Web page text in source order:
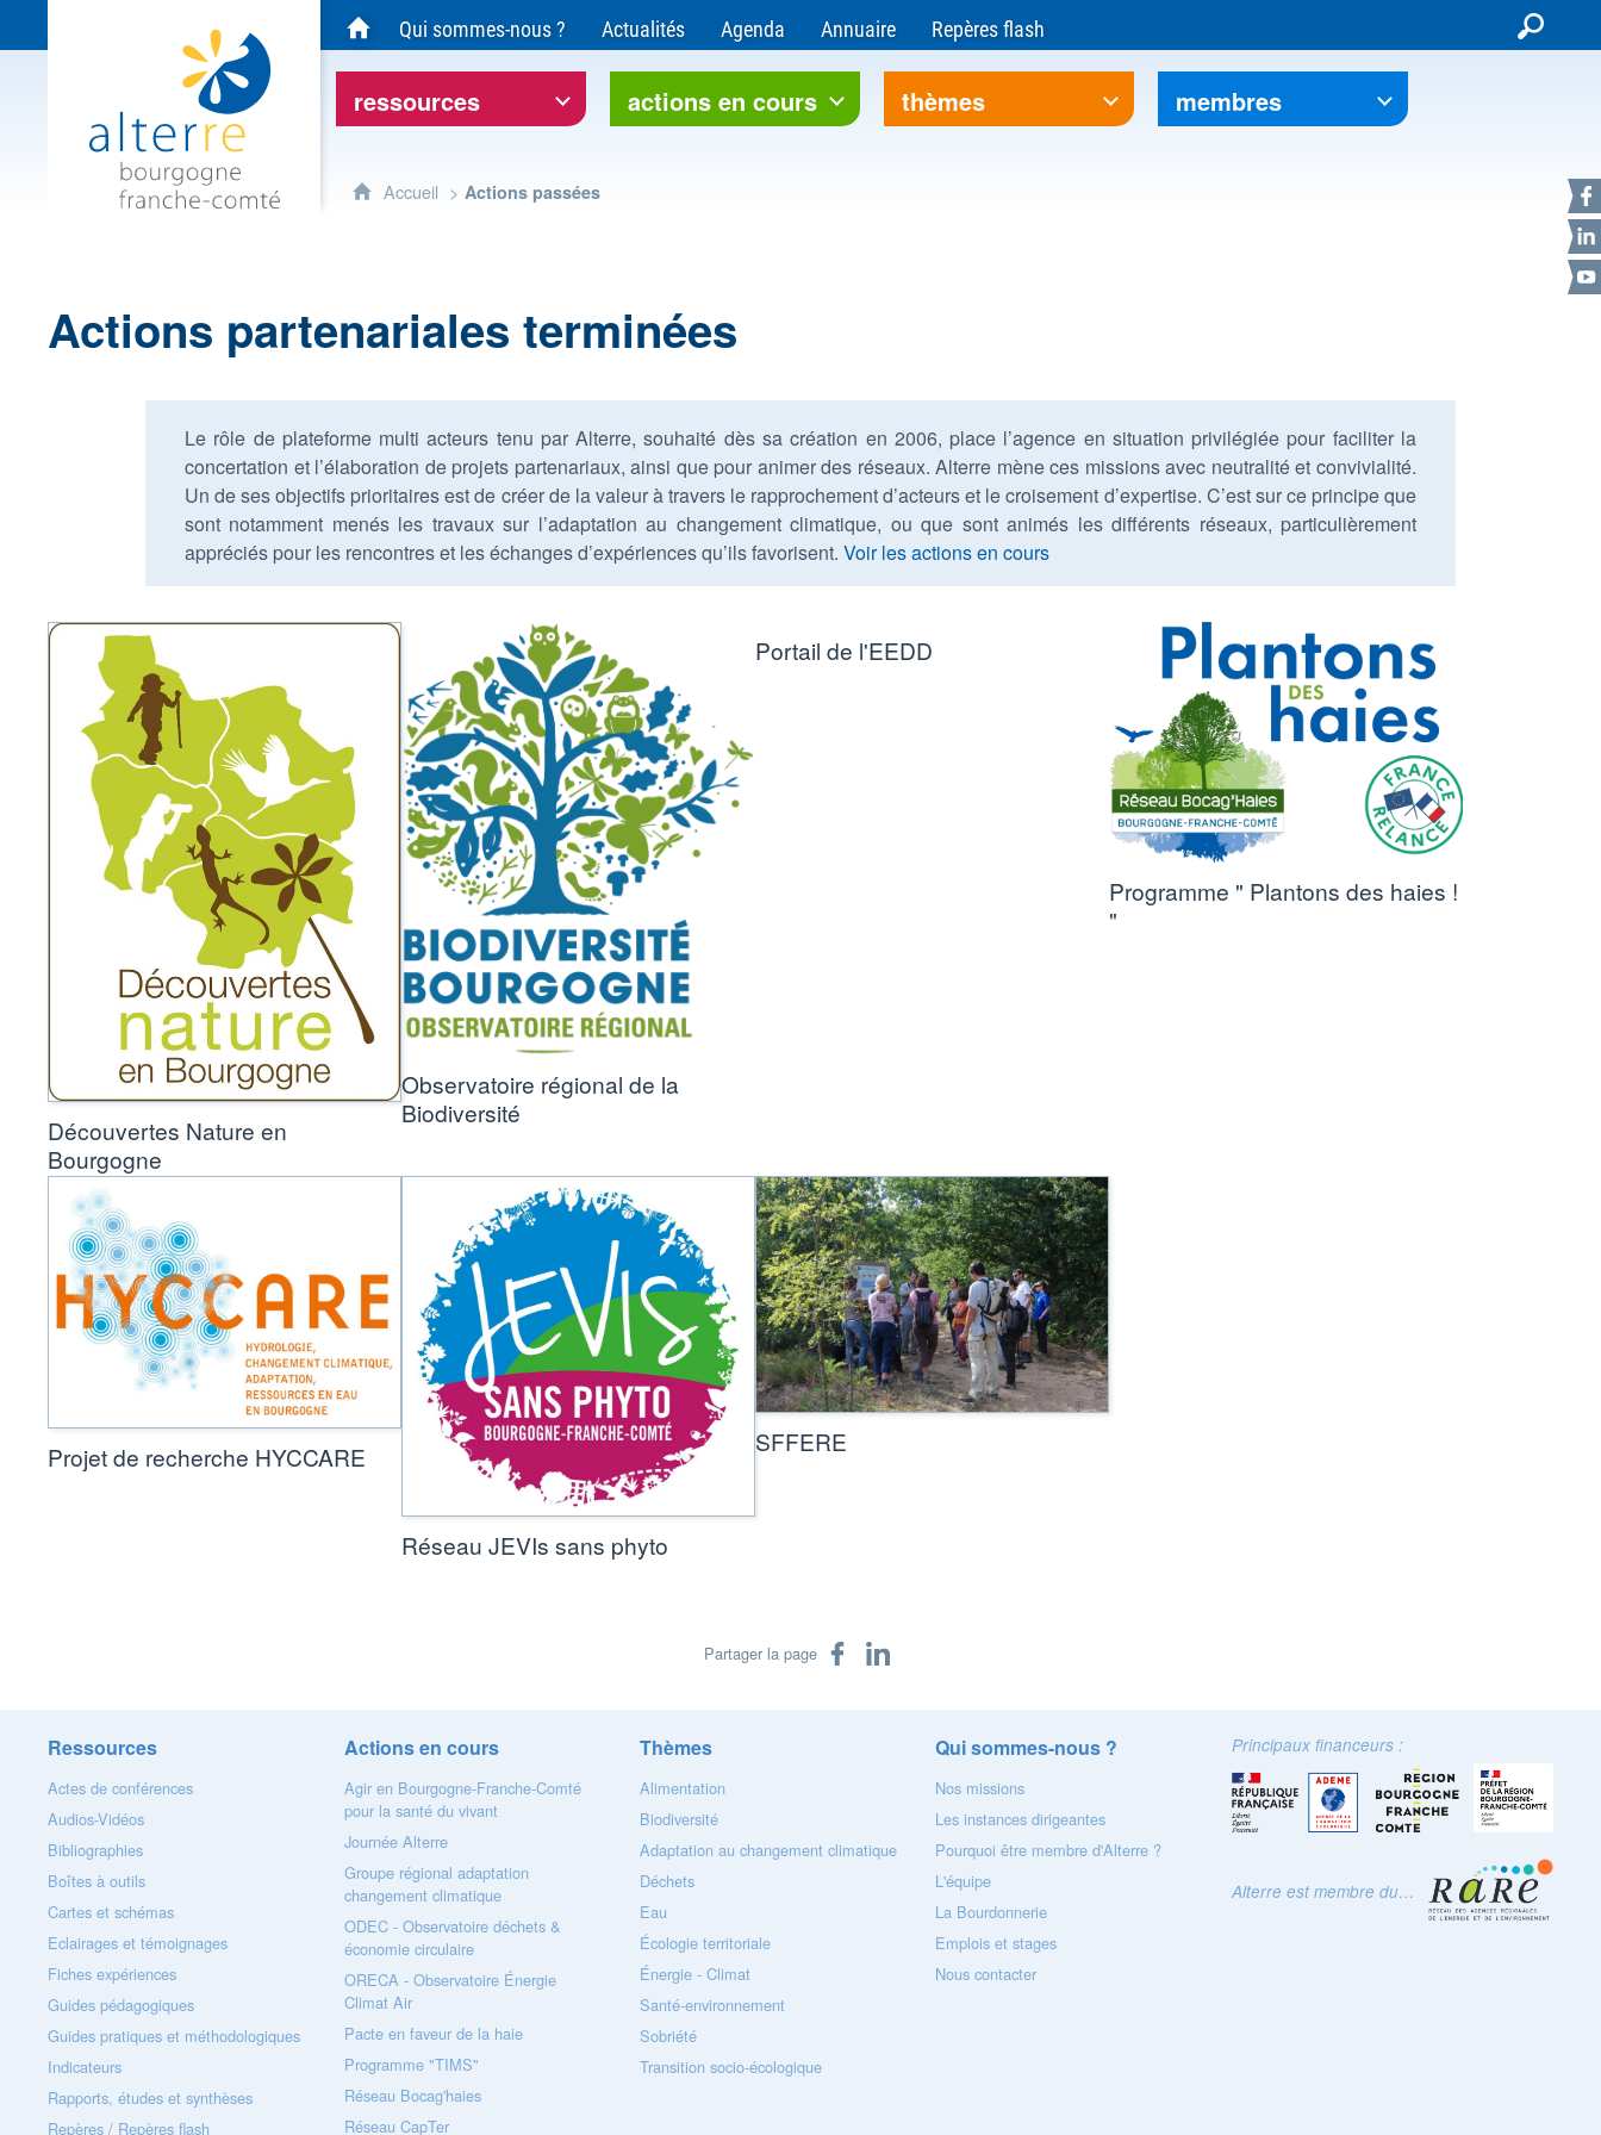
Alterre Bourgogne Franche-Comté - Agence pour l'environnement et le développement soutenable
Accueil du site Alterre Bourgogne-Franche-Comté
ressources actions en cours thèmes membres
Qui sommes-nous ? Actualités Agenda Annuaire Repères flash
Accueil Actions passées
Actions partenariales terminées
Le rôle de plateforme multi acteurs tenu par Alterre, souhaité dès sa création en 2006, place l’agence en situation privilégiée pour faciliter la
concertation et l’élaboration de projets partenariaux, ainsi que pour animer des réseaux. Alterre mène ces missions avec neutralité et convivialité.
Un de ses objectifs prioritaires est de créer de la valeur à travers le rapprochement d’acteurs et le croisement d’expertise. C’est sur ce principe que
sont notamment menés les travaux sur l’adaptation au changement climatique, ou que sont animés les différents réseaux, particulièrement
appréciés pour les rencontres et les échanges d’expériences qu’ils favorisent. Voir les actions en cours
Découvertes Nature en
Bourgogne
Observatoire régional de la
Biodiversité
Portail de l'EEDD
Programme " Plantons des haies !
"
Projet de recherche HYCCARE
Réseau JEVIs sans phyto
SFFERE
Partager la page Partager sur Facebook
Partager sur LinkedIn
Ressources
Actes de conférences
Audios-Vidéos
Bibliographies
Boîtes à outils
Cartes et schémas
Eclairages et témoignages
Fiches expériences
Guides pédagogiques
Guides pratiques et méthodologiques
Indicateurs
Rapports, études et synthèses
Repères / Repères flash
Actions en cours
Agir en Bourgogne-Franche-Comté
pour la santé du vivant
Journée Alterre
Groupe régional adaptation
changement climatique
ODEC - Observatoire déchets &
économie circulaire
ORECA - Observatoire Énergie
Climat Air
Pacte en faveur de la haie
Programme "TIMS"
Réseau Bocag'haies
Réseau CapTer
Thèmes
Alimentation
Biodiversité
Adaptation au changement climatique
Déchets
Eau
Écologie territoriale
Énergie - Climat
Santé-environnement
Sobriété
Transition socio-écologique
Qui sommes-nous ?
Nos missions
Les instances dirigeantes
Pourquoi être membre d'Alterre ?
L'équipe
La Bourdonnerie
Emplois et stages
Nous contacter
Principaux financeurs :
Alterre est membre du…